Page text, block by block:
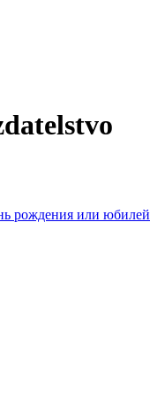
рождения или юбилей